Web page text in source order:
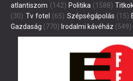
atlantiszom (142) Politika (1588)
(30) Tv fotel (65) Szépségápolás (15)
Gazdaság (770) Irodalmi kávéház (549)